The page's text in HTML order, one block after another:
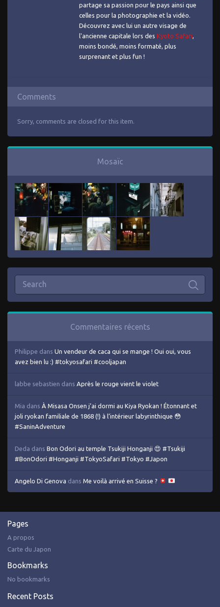
partage sa passion pour le pays ainsi que
celles pour la photographie et la vidéo.
Découvrez avec lui un autre visage de
l'ancienne capitale lors des Kyoto Safari
moins bondé, moins formaté, plus
surprenant et plus fun !
Comments
Sorry, comments are closed for this item.
Mosaïc
Commentaires récents
Philippe dans Un vendeur de caca qui se mange ! Oui oui, vous
avez bien lu :) #tokyosafari #cooljapan
labbe sebastien dans Après le rouge vient le violet
Mia dans À Misasa Onsen j’ai dormi au Kiya Ryokan ! Étonnant et
joli ryokan familiale de 1868 (!) à l’intérieur labyrinthique 😳
#SaninAdventure
Deda dans Bon Odori au temple Tsukiji Honganji 😍 #Tsukiji
#BonOdori #Honganji #TokyoSafari #Tokyo #Japon
Angelo Di Genova dans Me voilà arrivé en Suisse ?
Pages
A propos
Carte du Japon
Bookmarks
No bookmarks
Recent Posts